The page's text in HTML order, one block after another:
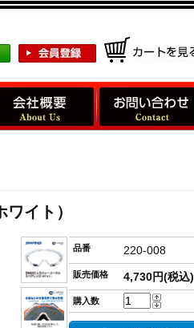
イト）
品番 220-008
販売価格 4,730円(税込)
購入数